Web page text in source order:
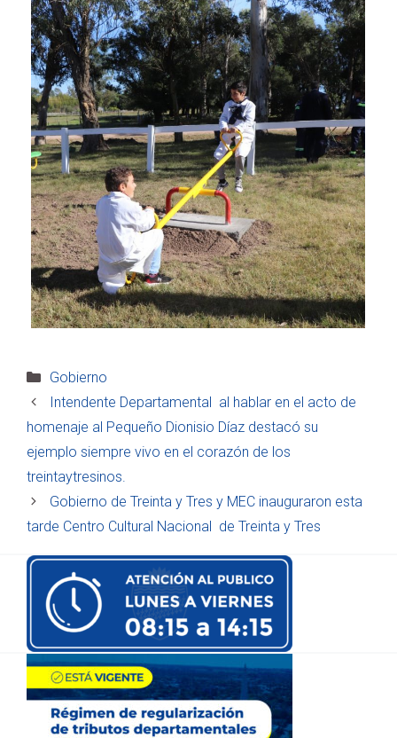
Categorías
Gobierno
Intendente Departamental al hablar en el acto de
homenaje al Pequeño Dionisio Díaz destacó su
ejemplo siempre vivo en el corazón de los
treintaytresinos.
Gobierno de Treinta y Tres y MEC inauguraron esta
tarde Centro Cultural Nacional de Treinta y Tres